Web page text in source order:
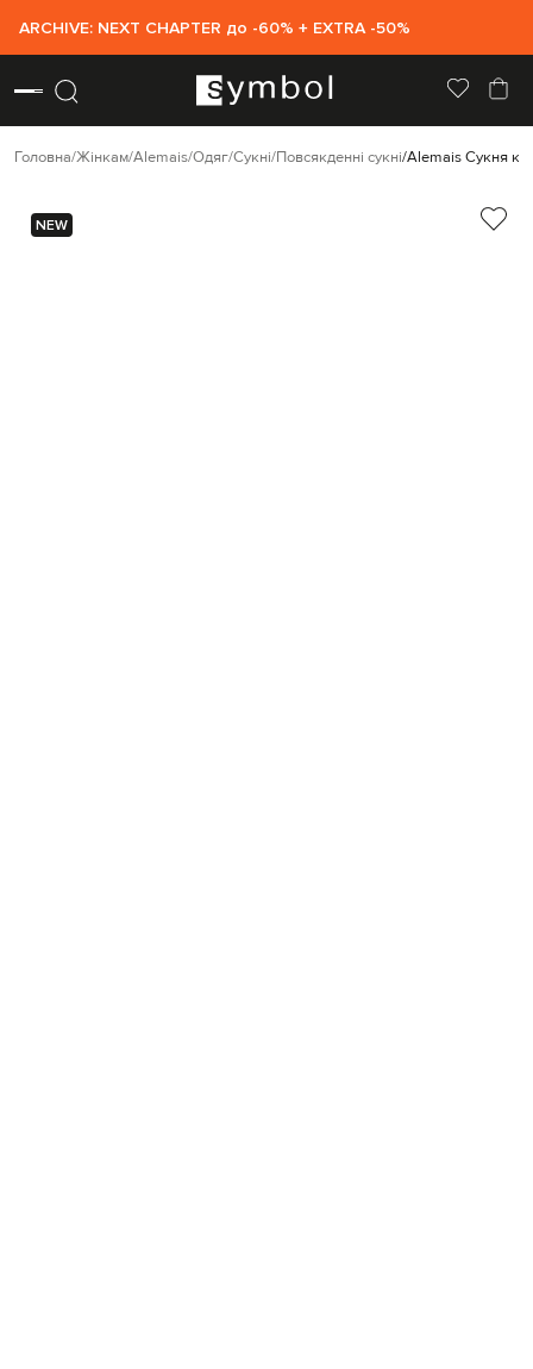
ARCHIVE: NEXT CHAPTER до -60% + EXTRA -50%
Головна Жінкам Alemais Одяг Сукні Повсякденні сукні Alemais Сукня
NEW